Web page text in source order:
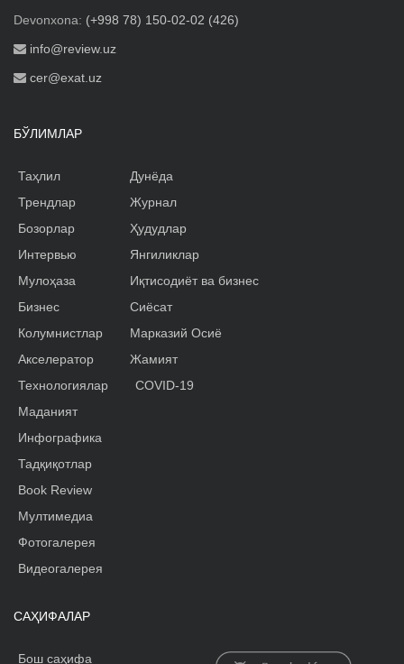
Devonxona: (+998 78) 150-02-02 (426)
info@review.uz
cer@exat.uz
БЎЛИМЛАР
Таҳлил
Трендлар
Бозорлар
Интервью
Мулоҳаза
Бизнес
Колумнистлар
Акселератор
Дунёда
Журнал
Ҳудудлар
Янгиликлар
Иқтисодиёт ва бизнес
Сиёсат
Марказий Осиё
Жамият
Технологиялар
Маданият
Инфографика
Тадқиқотлар
Book Review
Мултимедиа
Фотогалерея
Видеогалерея
COVID-19
САҲИФАЛАР
Бош саҳифа